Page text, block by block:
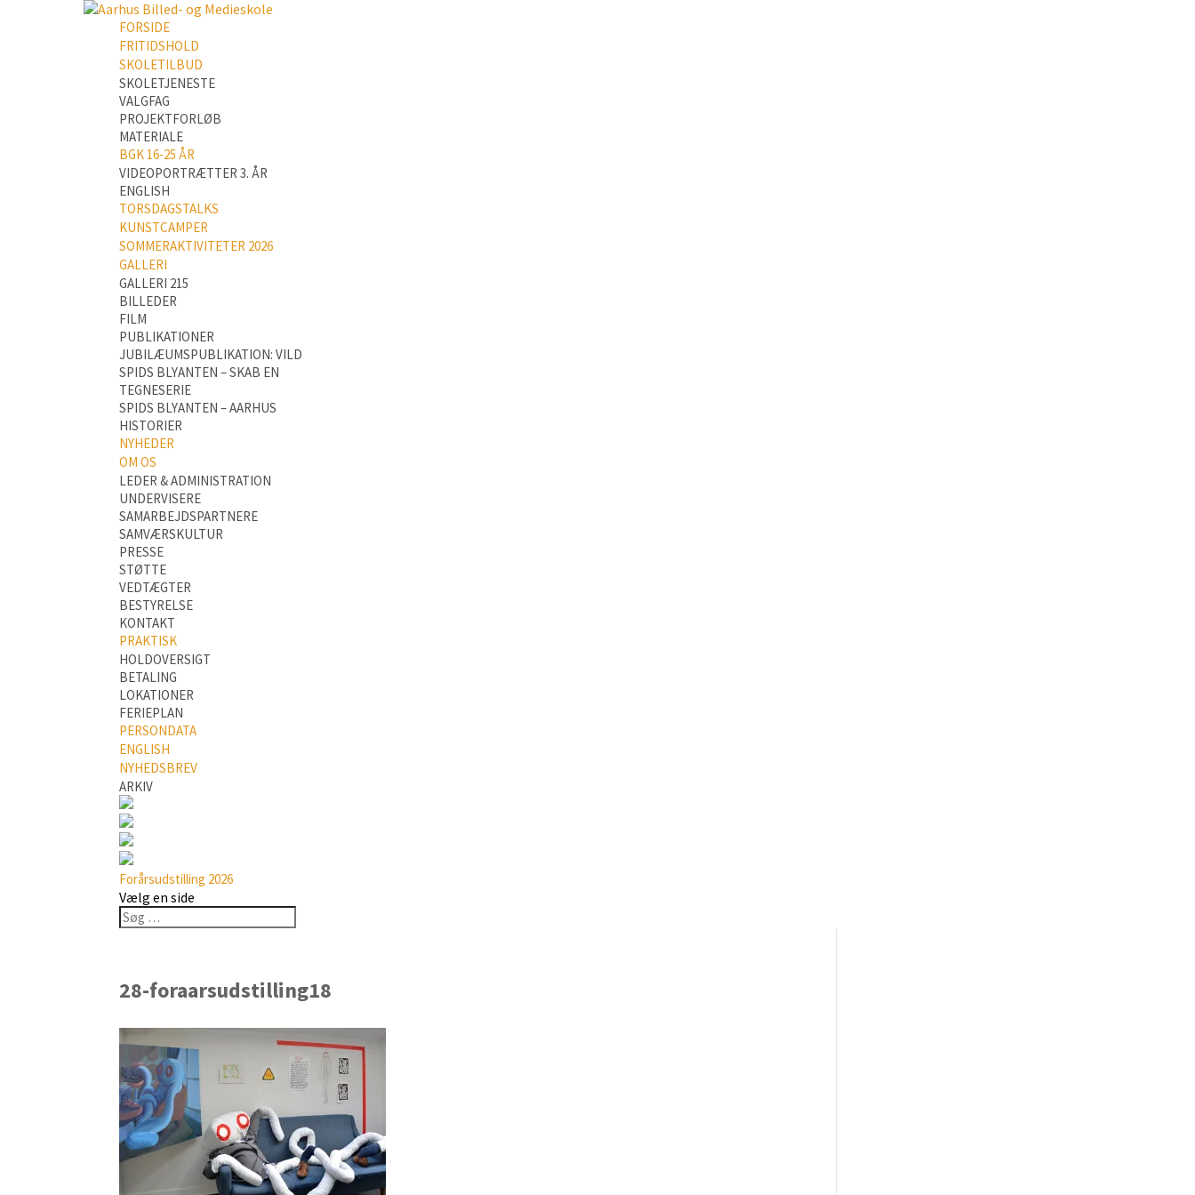
FORSIDE
FRITIDSHOLD
SKOLETILBUD
SKOLETJENESTE
VALGFAG
PROJEKTFORLØB
MATERIALE
BGK 16-25 ÅR
VIDEOPORTRÆTTER 3. ÅR
ENGLISH
TORSDAGSTALKS
KUNSTCAMPER
SOMMERAKTIVITETER 2026
GALLERI
GALLERI 215
BILLEDER
FILM
PUBLIKATIONER
JUBILÆUMSPUBLIKATION: VILD
SPIDS BLYANTEN – SKAB EN
TEGNESERIE
SPIDS BLYANTEN – AARHUS
HISTORIER
NYHEDER
OM OS
LEDER & ADMINISTRATION
UNDERVISERE
SAMARBEJDSPARTNERE
SAMVÆRSKULTUR
PRESSE
STØTTE
VEDTÆGTER
BESTYRELSE
KONTAKT
PRAKTISK
HOLDOVERSIGT
BETALING
LOKATIONER
FERIEPLAN
PERSONDATA
ENGLISH
NYHEDSBREV
ARKIV
Forårsudstilling 2026
Vælg en side
28-foraarsudstilling18